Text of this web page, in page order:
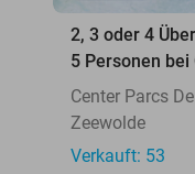
2, 3 oder 4
5 Personen
Center Parcs
Zeewolde
Verkauft: 53